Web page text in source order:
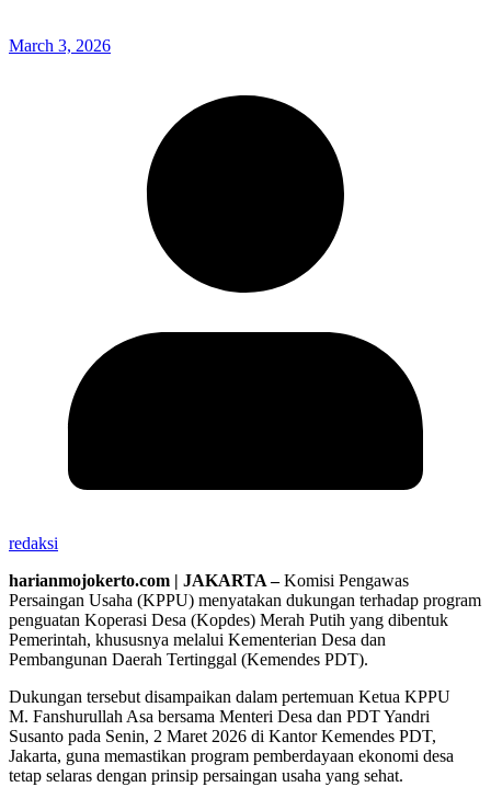
March 3, 2026
redaksi
harianmojokerto.com | JAKARTA –Komisi Pengawas
Persaingan Usaha (KPPU) menyatakan dukungan terhadap program
penguatan Koperasi Desa (Kopdes) Merah Putih yang dibentuk
Pemerintah, khususnya melalui Kementerian Desa dan
Pembangunan Daerah Tertinggal (Kemendes PDT).
Dukungan tersebut disampaikan dalam pertemuan Ketua KPPU
M. Fanshurullah Asa bersama Menteri Desa dan PDT Yandri
Susanto pada Senin, 2 Maret 2026 di Kantor Kemendes PDT,
Jakarta, guna memastikan program pemberdayaan ekonomi desa
tetap selaras dengan prinsip persaingan usaha yang sehat.